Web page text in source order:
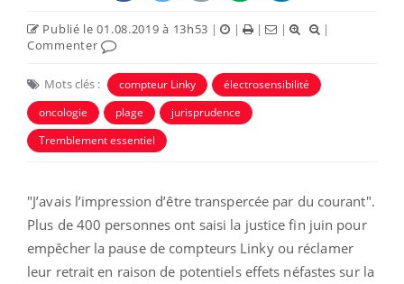
Publié le 01.08.2019 à 13h53 | | | |
|
Commenter
Mots clés : compteur Linky
électrosensibilité
oncologie
plage
jurisprudence
Tremblement essentiel
"J’avais l’impression d’être transpercée par du courant".
Plus de 400 personnes ont saisi la justice fin juin pour
empêcher la pause de compteurs Linky ou réclamer
leur retrait en raison de potentiels effets néfastes sur la